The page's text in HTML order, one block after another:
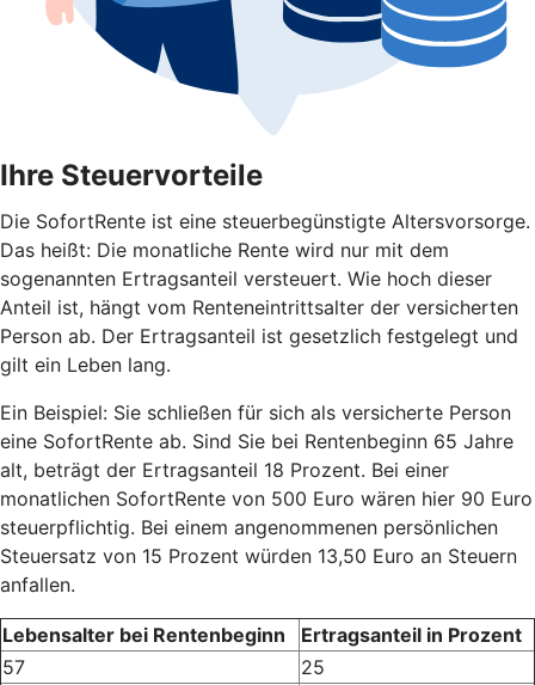
Ihre Steuervorteile
Die SofortRente ist eine steuerbegünstigte Altersvorsorge.
Das heißt: Die monatliche Rente wird nur mit dem
sogenannten Ertragsanteil versteuert. Wie hoch dieser
Anteil ist, hängt vom Renteneintrittsalter der versicherten
Person ab. Der Ertragsanteil ist gesetzlich festgelegt und
gilt ein Leben lang.
Ein Beispiel: Sie schließen für sich als versicherte Person
eine SofortRente ab. Sind Sie bei Rentenbeginn 65 Jahre
alt, beträgt der Ertragsanteil 18 Prozent. Bei einer
monatlichen SofortRente von 500 Euro wären hier 90 Euro
steuerpflichtig. Bei einem angenommenen persönlichen
Steuersatz von 15 Prozent würden 13,50 Euro an Steuern
anfallen.
Lebensalter bei Rentenbeginn
Ertragsanteil in Prozent
57
25